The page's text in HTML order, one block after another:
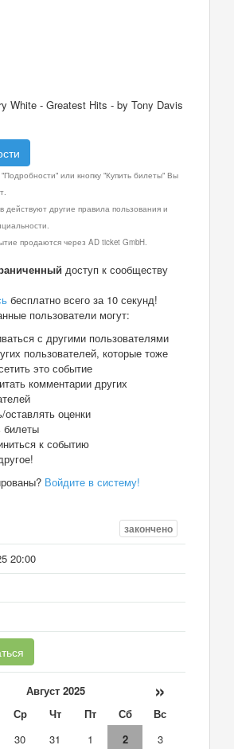
White - Greatest Hits - by Tony Davis
или кнопку "Купить билеты" Вы
действуют другие правила пользования и
продаются через AD ticket GmbH.
доступ к сообществу
бесплатно всего за 10 секунд!
пользователи могут:
с другими пользователями
пользователей, которые тоже
это событие
комментарии других
оставлять оценки
билеты
к событию
Войдите в систему!
закончено
20:00
Август 2025 »
Ср Чт Пт Сб
Вс
30 31 1 2
3